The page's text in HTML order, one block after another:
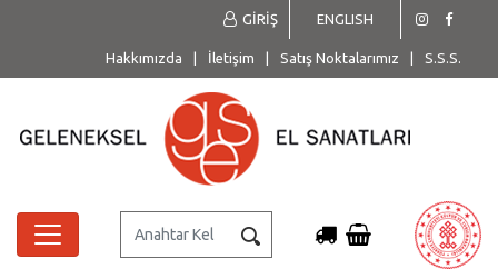
ENGLISH
GİRİŞ
Hakkımızda İletişim Satış Noktalarımız S.S.S.